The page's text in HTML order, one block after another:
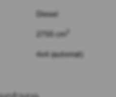
Diesel
2755 cm
4x4 (automat)